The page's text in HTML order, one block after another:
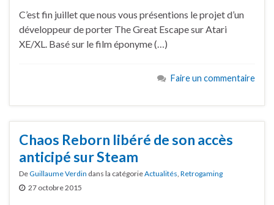
C’est fin juillet que nous vous présentions le projet d’un
développeur de porter The Great Escape sur Atari
XE/XL. Basé sur le film éponyme (…)
Faire un commentaire
Chaos Reborn libéré de son accès
anticipé sur Steam
DeGuillaume Verdin dans la catégorieActualités, Retrogaming
27 octobre 2015